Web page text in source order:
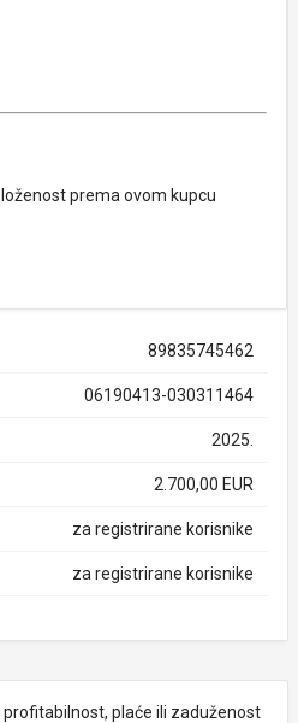
prema ovom kupcu
89835745462
06190413-030311464
2025.
2.700,00 EUR
za registrirane korisnike
za registrirane korisnike
plaće ili zaduženost